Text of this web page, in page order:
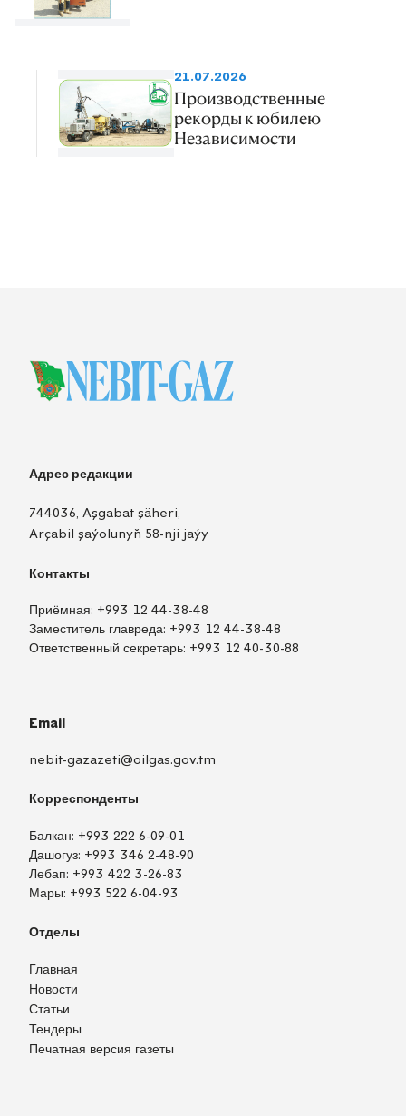
21.07.2026
Производственные
рекорды к юбилею
Независимости
Адрес редакции
744036, Aşgabat şäheri,
Arçabil şaýolunyň 58-nji jaýy
Контакты
Приёмная: +993 12 44-38-48
Заместитель главреда: +993 12 44-38-48
Ответственный секретарь: +993 12 40-30-88
Email
nebit-gazazeti@oilgas.gov.tm
Корреспонденты
Балкан: +993 222 6-09-01
Дашогуз: +993 346 2-48-90
Лебап: +993 422 3-26-83
Мары: +993 522 6-04-93
Отделы
Главная
Новости
Статьи
Тендеры
Печатная версия газеты